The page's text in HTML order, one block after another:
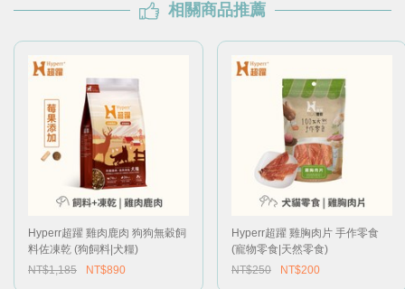
相關商品推薦
Hyperr超躍 雞肉鹿肉 狗狗無穀飼
料佐凍乾 (狗飼料|犬糧)
NT$1,185
NT$890
Hyperr超躍 雞胸肉片 手作零食
(寵物零食|天然零食)
NT$250
NT$200